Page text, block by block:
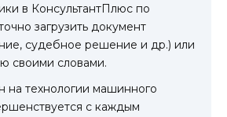
в КонсультантПлюс по
загрузить документ
судебное решение и др.) или
своими словами.
на технологии машинного
с каждым